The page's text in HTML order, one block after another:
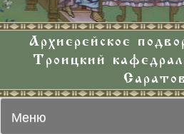
Архиерейское
Троицкий
Меню